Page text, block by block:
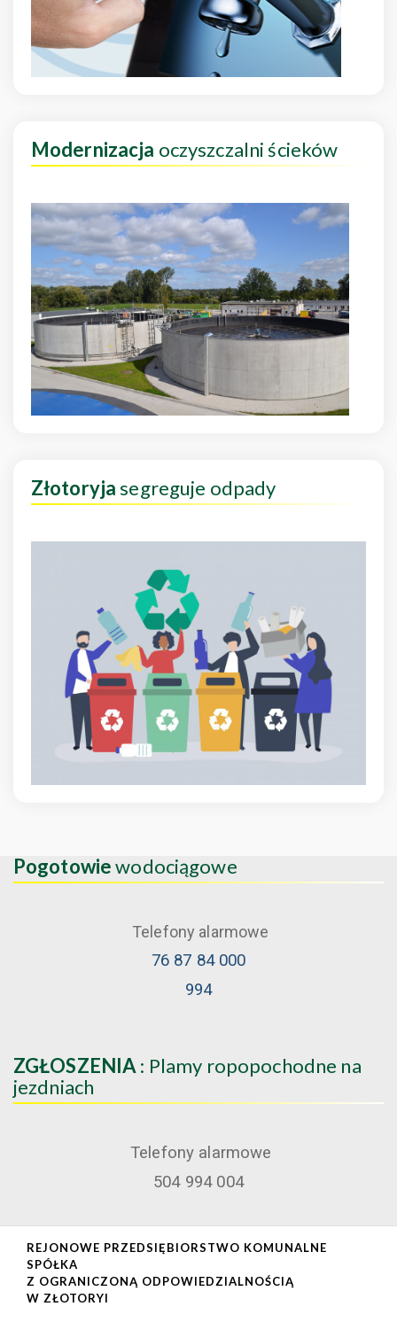
Modernizacja oczyszczalni ścieków
Złotoryjasegreguje odpady
Pogotowiewodociągowe
Telefony alarmowe
76 87 84 000
994
ZGŁOSZENIA : Plamy ropopochodne na
jezdniach
Telefony alarmowe
504 994 004
REJONOWE PRZEDSIĘBIORSTWO KOMUNALNE
SPÓŁKA
Z OGRANICZONĄ ODPOWIEDZIALNOŚCIĄ
W ZŁOTORYI